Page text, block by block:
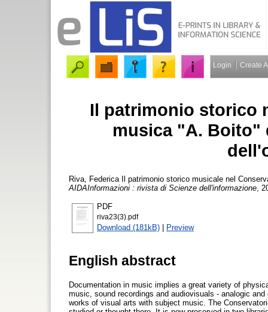
Login Create
Il patrimonio storico
musica "A. Boito"
Riva, Federica Il patrimonio storico musicale nel
AIDAInformazioni : rivista di Scienze dell'informazione ,
PDF
riva23(3).pdf
Download (181kB) | Preview
English abstract
Documentation in music implies a great variety of
music, sound recordings and audiovisuals - analogic
works of visual arts with subject music. The